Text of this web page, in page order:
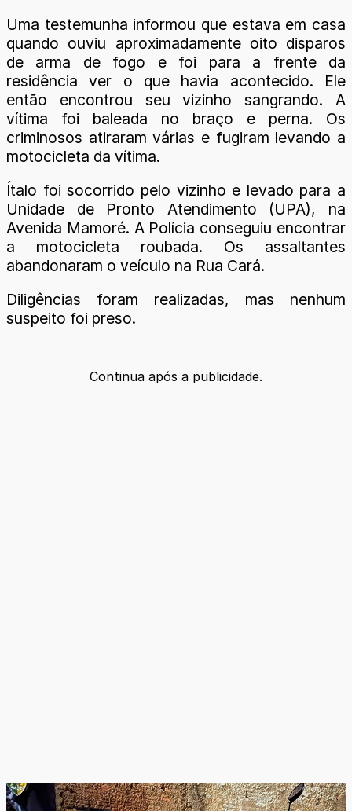
Uma testemunha informou que estava em casa
quando ouviu aproximadamente oito disparos
de arma de fogo e foi para a frente da
residência ver o que havia acontecido. Ele
então encontrou seu vizinho sangrando. A
vítima foi baleada no braço e perna. Os
criminosos atiraram várias e fugiram levando a
motocicleta da vítima.
Ítalo foi socorrido pelo vizinho e levado para a
Unidade de Pronto Atendimento (UPA), na
Avenida Mamoré. A Polícia conseguiu encontrar
a motocicleta roubada. Os assaltantes
abandonaram o veículo na Rua Cará.
Diligências foram realizadas, mas nenhum
suspeito foi preso.
Continua após a publicidade.